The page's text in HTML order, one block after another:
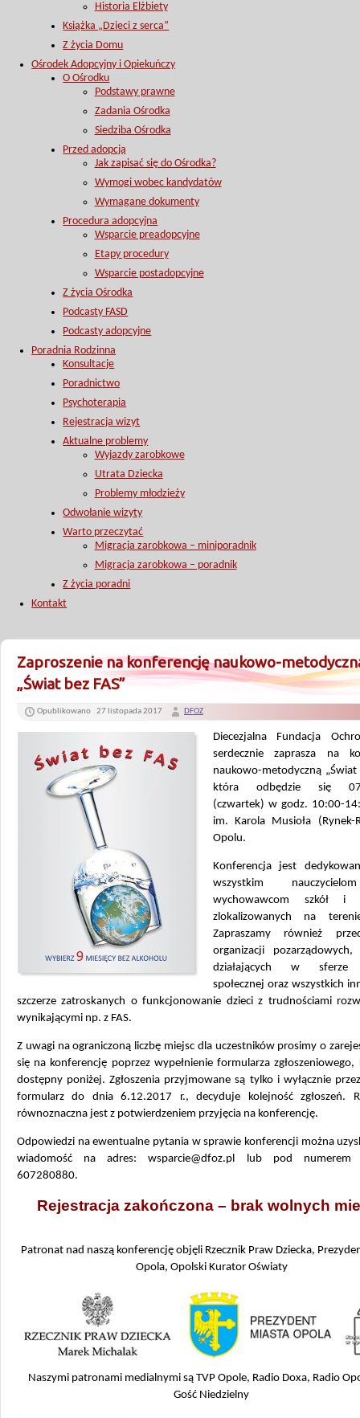
Historia Elżbiety
Książka „Dzieci z serca”
Z życia Domu
Ośrodek Adopcyjny i Opiekuńczy
O Ośrodku
Podstawy prawne
Zadania Ośrodka
Siedziba Ośrodka
Przed adopcją
Jak zapisać się do Ośrodka?
Wymogi wobec kandydatów
Wymagane dokumenty
Procedura adopcyjna
Wsparcie preadopcyjne
Etapy procedury
Wsparcie postadopcyjne
Z życia Ośrodka
Podcasty FASD
Podcasty adopcyjne
Poradnia Rodzinna
Konsultacje
Poradnictwo
Psychoterapia
Rejestracja wizyt
Aktualne problemy
Wyjazdy zarobkowe
Utrata Dziecka
Problemy młodzieży
Odwołanie wizyty
Warto przeczytać
Migracja zarobkowa – miniporadnik
Migracja zarobkowa – poradnik
Z życia poradni
Kontakt
Zaproszenie na konferencję naukowo-
„Świat bez FAS”
Opublikowano 27 listopada 2017 DFOZ
Diecezjalna Fundacja
serdecznie zaprasza na
naukowo-metodyczną „Świat
która odbędzie się
(czwartek) w godz. 10:00-
im. Karola Musioła (Rynek-
Opolu.
Konferencja jest
wszystkim
wychowawcom szkół i
zlokalizowanych na
Zapraszamy również
organizacji
działających w sferze
społecznej oraz wszystkich
szczerze zatroskanych o funkcjonowanie dzieci z trudnościami
wynikającymi np. z FAS.
Z uwagi na ograniczoną liczbę miejsc dla uczestników prosimy o
się na konferencję poprzez wypełnienie formularza
dostępny poniżej. Zgłoszenia przyjmowane są tylko i wyłącznie
formularz do dnia 6.12.2017 r., decyduje kolejność zgłoszeń.
równoznaczna jest z potwierdzeniem przyjęcia na konferencję.
Odpowiedzi na ewentualne pytania w sprawie konferencji można
wiadomość na adres: wsparcie@dfoz.pl lub pod numerem
607280880.
Rejestracja zakończona – brak wolnych
Patronat nad naszą konferencję objęli Rzecznik Praw Dziecka,
Opola, Opolski Kurator Oświaty
Naszymi patronami medialnymi są TVP Opole, Radio Doxa, Radio
Gość Niedzielny